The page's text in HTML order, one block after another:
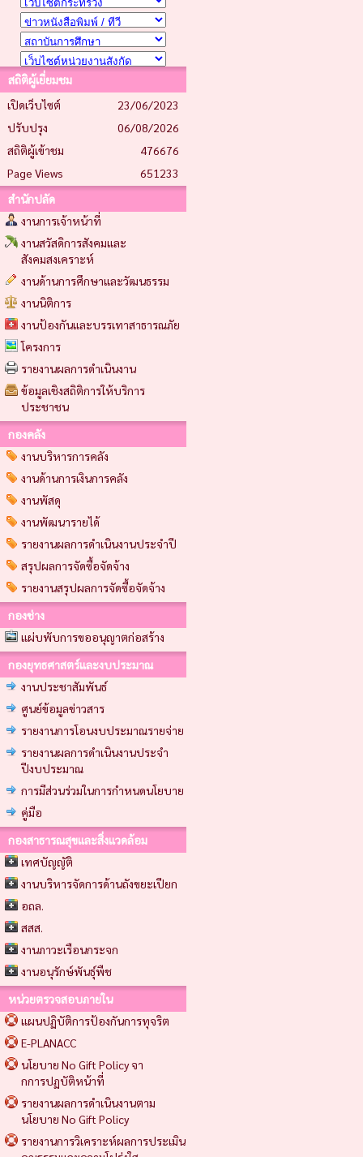
สถิติผู้เยี่ยมชม
เปิดเว็บไซต์
23/06/2023
ปรับปรุง
06/08/2026
สถิติผู้เข้าชม
476676
Page Views
651233
สำนักปลัด
งานการเจ้าหน้าที่
งานสวัสดิการสังคมและ
สังคมสงเคราะห์
งานด้านการศึกษาและวัฒนธรรม
งานนิติการ
งานป้องกันและบรรเทาสาธารณภัย
โครงการ
รายงานผลการดำเนินงาน
ข้อมูลเชิงสถิติการให้บริการ
ประชาชน
กองคลัง
งานบริหารการคลัง
งานด้านการเงินการคลัง
งานพัสดุ
งานพัฒนารายได้
รายงานผลการดำเนินงานประจำปี
สรุปผลการจัดซื้อจัดจ้าง
รายงานสรุปผลการจัดซื้อจัดจ้าง
กองช่าง
แผ่บพับการขออนุญาตก่อสร้าง
กองยุทธศาสตร์และงบประมาณ
งานประชาสัมพันธ์
ศูนย์ข้อมูลข่าวสาร
รายงานการโอนงบประมาณรายจ่าย
รายงานผลการดำเนินงานประจำ
ปีงบประมาณ
การมีส่วนร่วมในการกำหนดนโยบาย
คู่มือ
กองสาธารณสุขและสิ่งแวดล้อม
เทศบัญญัติ
งานบริหารจัดการด้านถังขยะเปียก
อถล.
สสส.
งานภาวะเรือนกระจก
งานอนุรักษ์พันธุ์พืช
หน่วยตรวจสอบภายใน
แผนปฏิบัติการป้องกันการทุจริต
E-PLANACC
นโยบาย No Gift Policy จา
กการปฏบัติหน้าที่
รายงานผลการดำเนินงานตาม
นโยบาย No Gift Policy
รายงานการวิเคราะห์ผลการประเมิน